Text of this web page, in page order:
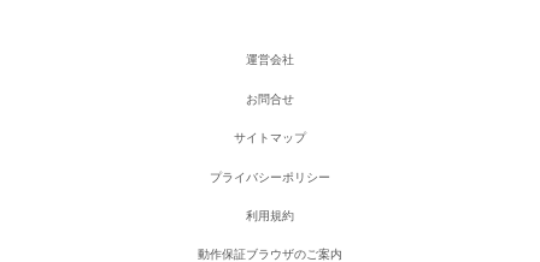
運営会社
お問合せ
サイトマップ
プライバシーポリシー
利用規約
動作保証ブラウザのご案内